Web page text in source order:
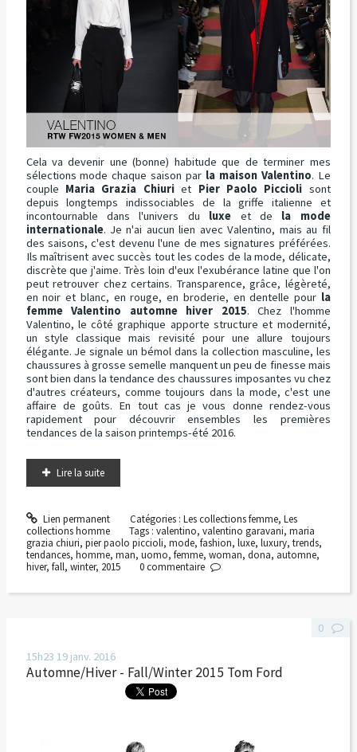
Cela va devenir une (bonne) habitude que de terminer mes
sélections mode chaque saison par la maison Valentino. Le
couple Maria Grazia Chiuriet Pier Paolo Piccioli sont
depuis longtemps indissociables de la griffe italienne et
incontournable dans l'univers du luxe et de la mode
internationale. Je n'ai aucun lien avec Valentino, mais au fil
des saisons, c'est devenu l'une de mes signatures préférées.
Ils maîtrisent avec succès tout les codes de la mode, délicate,
discrète que j'aime. Très loin d'eux l'exubérance latine que l'on
peut retrouver chez certains. Transparence, grâce, légèreté,
en noir et blanc, en rouge, en broderie, en dentelle pour la
femme Valentino automne hiver 2015. Chez l'homme
Valentino, le côté graphique apporte structure et modernité,
un style classique mais revisité pour une allure toujours
élégante. Je signale un bémol dans la collection masculine, les
chaussures à grosse semelle manquent un peu de finesse mais
sont bien dans la tendance des chaussures imposantes vu chez
d'autres créateurs, comme toujours dans la mode, c'est une
affaire de goûts. En tout cas je vous donne rendez-vous
rapidement pour découvrir ensembles les premières
tendances de la saison printemps-été 2016.
Lire la suite
Lien permanent Catégories : Les collections femme, Les
collections homme
Tags :valentino,valentino garavani,maria
grazia chiuri, pier paolo piccioli, mode, fashion, luxe, luxury, trends,
tendances, homme, man, uomo, femme, woman, dona, automne,
hiver, fall, winter, 2015 0commentaire
15h23 19 janv. 2016
Automne/Hiver - Fall/Winter 2015 Tom Ford
0